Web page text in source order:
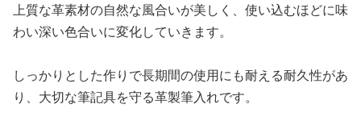
上質な革素材の自然な風合いが美しく、使い込むほどに味
わい深い色合いに変化していきます。
しっかりとした作りで長期間の使用にも耐える耐久性があ
り、大切な筆記具を守る革製筆入れです。